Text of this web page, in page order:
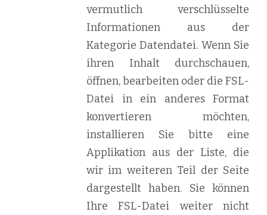
vermutlich verschlüsselte
Informationen aus der
Kategorie Datendatei. Wenn Sie
ihren Inhalt durchschauen,
öffnen, bearbeiten oder die FSL-
Datei in ein anderes Format
konvertieren möchten,
installieren Sie bitte eine
Applikation aus der Liste, die
wir im weiteren Teil der Seite
dargestellt haben. Sie können
Ihre FSL-Datei weiter nicht